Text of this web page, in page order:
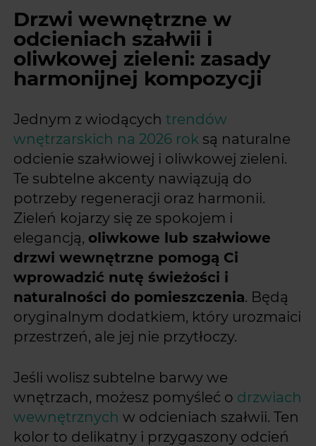
Drzwi wewnętrzne w
odcieniach szałwii i
oliwkowej zieleni: zasady
harmonijnej kompozycji
Jednym z wiodącychtrendów
wnętrzarskich na 2026 rok są naturalne
odcienie szałwiowej i oliwkowej zieleni.
Te subtelne akcenty nawiązują do
potrzeby regeneracji oraz harmonii.
Zieleń kojarzy się ze spokojem i
elegancją, oliwkowe lub szałwiowe
drzwi wewnętrzne pomogą Ci
wprowadzić nutę świeżości i
naturalności do pomieszczenia. Będą
oryginalnym dodatkiem, który urozmaici
przestrzeń, ale jej nie przytłoczy.
Jeśli wolisz subtelne barwy we
wnętrzach, możesz pomyśleć o drzwiach
wewnętrznych w odcieniach szałwii. Ten
kolor to delikatny i przygaszony odcień